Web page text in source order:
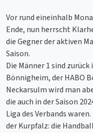
Vor rund eineinhalb
Ende, nun herrscht
die Gegner der aktiven
Saison.
Die Männer 1 sind
Bönnigheim, der HABO
Neckarsulm wird man
die auch in der Saison
Liga des Verbands
der Kurpfalz: die